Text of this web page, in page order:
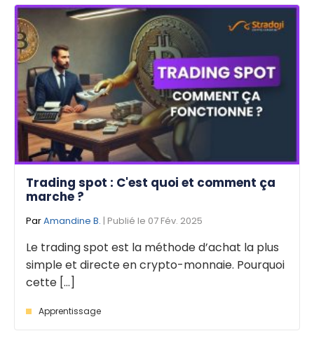
Trading spot : C'est quoi et comment ça
marche ?
ParAmandine B. | Publié le 07 Fév. 2025
Le trading spot est la méthode d’achat la plus
simple et directe en crypto-monnaie. Pourquoi
cette [...]
Apprentissage